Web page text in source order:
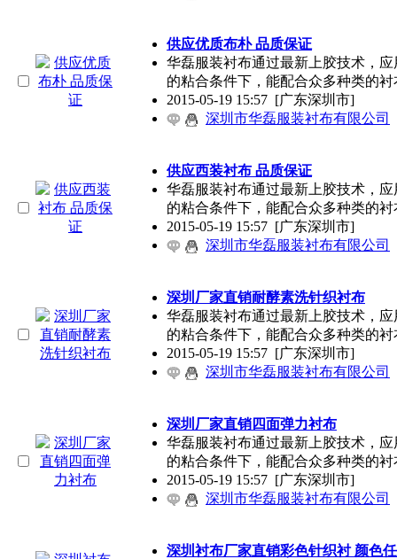
供应优质布朴 品质保证
华磊服装衬布通过最新上胶技术，
的粘合条件下，能配合众多种类的衬
2015-05-19 15:57 [广东深圳市]
深圳市华磊服装衬布有限公司
供应西装衬布 品质保证
华磊服装衬布通过最新上胶技术，
的粘合条件下，能配合众多种类的衬
2015-05-19 15:57 [广东深圳市]
深圳市华磊服装衬布有限公司
深圳厂家直销耐酵素洗针织衬布
华磊服装衬布通过最新上胶技术，
的粘合条件下，能配合众多种类的衬
2015-05-19 15:57 [广东深圳市]
深圳市华磊服装衬布有限公司
深圳厂家直销四面弹力衬布
华磊服装衬布通过最新上胶技术，
的粘合条件下，能配合众多种类的衬
2015-05-19 15:57 [广东深圳市]
深圳市华磊服装衬布有限公司
深圳衬布厂家直销彩色针织衬 颜色